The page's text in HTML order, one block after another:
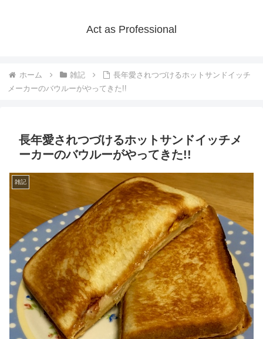
Act as Professional
ホーム 雑記
長年愛されつづけるホットサンドイッチ
メーカーのバウルーがやってきた!!
長年愛されつづけるホットサンドイッチメ
ーカーのバウルーがやってきた!!
雑記